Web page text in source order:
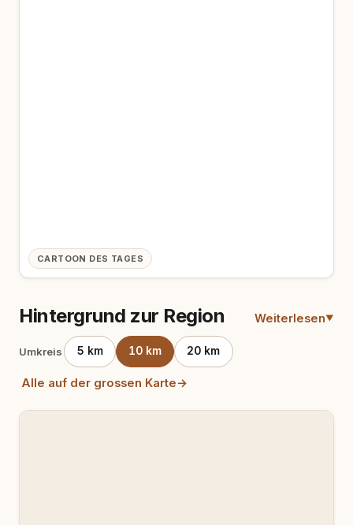
Hintergrund zur Region Weiterlesen
CARTOON DES TAGES
Umkreis 5 km 10 km 20 km
Alle auf der grossen Karte→